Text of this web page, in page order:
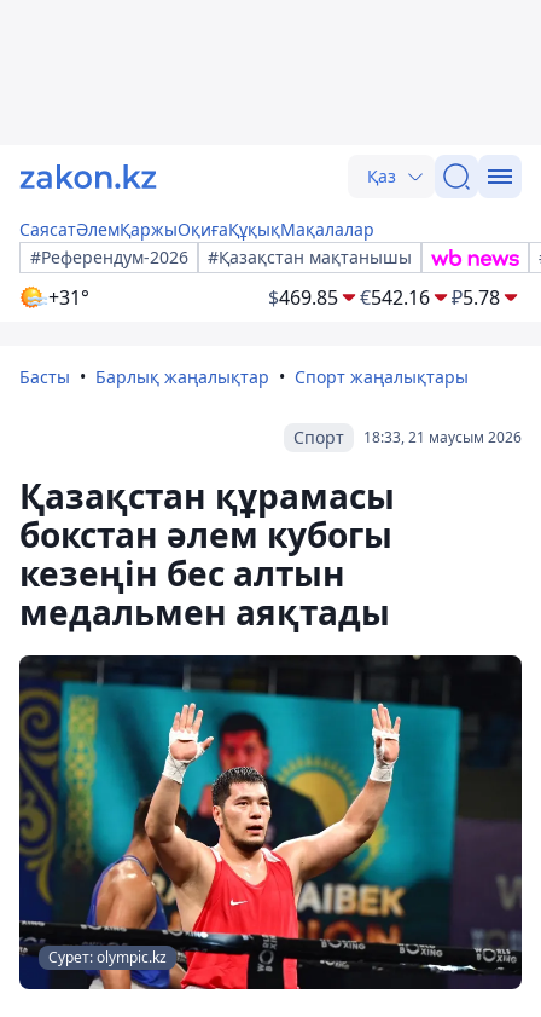
Қаз
СаясатӘлемҚаржыОқиғаҚұқықМақалалар
#Референдум-2026
#Қазақстан мақтанышы
+31° $469.85 €542.16 ₽5.78
Басты Барлық жаңалықтар Спорт жаңалықтары
18:33, 21 маусым 2026
Спорт
Қазақстан құрамасы
бокстан әлем кубогы
кезеңін бес алтын
медальмен аяқтады
Сурет: olympic.kz